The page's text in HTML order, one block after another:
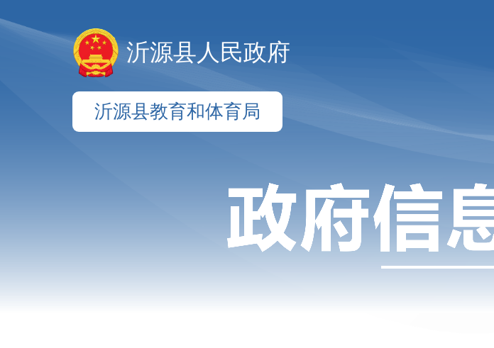
沂源县人民政府
沂源县教育和体育局